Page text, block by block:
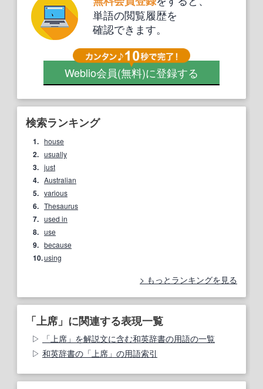
単語の閲覧履歴を
確認できます。
Weblio会員(無料)に登録する
検索ランキング
1. house
2. usually
3. just
4. Australian
5. various
6. Thesaurus
7. used in
8. use
9. because
10.using
もっとランキングを見る
「上席」に関連する表現一覧
「上席」を解説文に含む和英辞書の用語の一覧
和英辞書の「上席」の用語索引